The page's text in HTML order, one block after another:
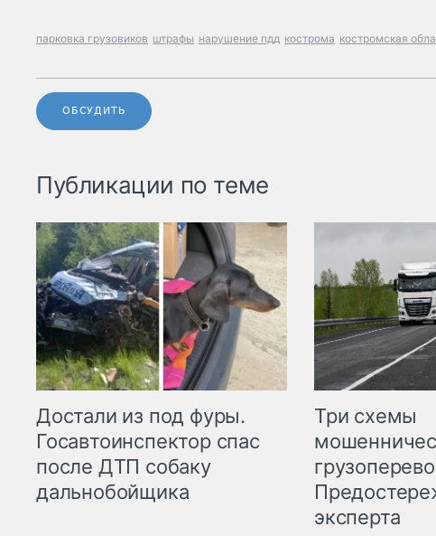
парковка грузовиков штрафы нарушение пдд кострома костромская
ОБСУДИТЬ
Публикации по теме
Достали из под фуры.
Госавтоинспектор спас
после ДТП собаку
дальнобойщика
Три схемы
эксперта